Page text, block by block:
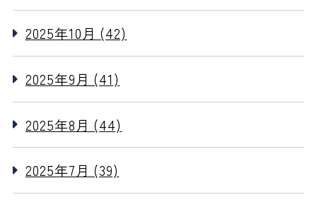
2025年10月 (42)
2025年9月 (41)
2025年8月 (44)
2025年7月 (39)